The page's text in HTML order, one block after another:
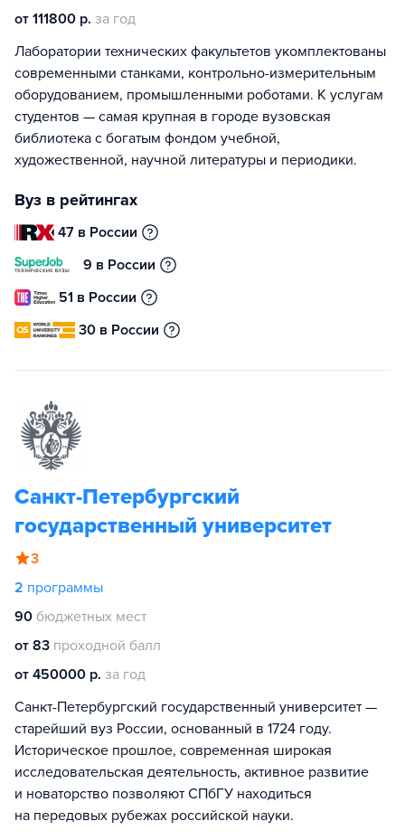
от 111800 р. за год
Лаборатории технических факультетов укомплектованы
современными станками, контрольно-измерительным
оборудованием, промышленными роботами. К услугам
студентов — самая крупная в городе вузовская
библиотека с богатым фондом учебной,
художественной, научной литературы и периодики.
Вуз в рейтингах
47 в России
9 в России
51 в России
30 в России
Санкт-Петербургский
государственный университет
3
2 программы
90 бюджетных мест
от 83 проходной балл
от 450000 р. за год
Санкт-Петербургский государственный университет —
старейший вуз России, основанный в 1724 году.
Историческое прошлое, современная широкая
исследовательская деятельность, активное развитие
и новаторство позволяют СПбГУ находиться
на передовых рубежах российской науки.